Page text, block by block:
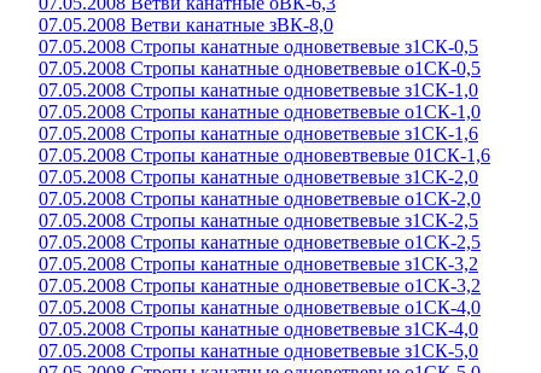
07.05.2008 Ветви канатные зВК-8,0
07.05.2008 Стропы канатные одноветвевые з1СК-0,5
07.05.2008 Стропы канатные одноветвевые о1СК-0,5
07.05.2008 Стропы канатные одноветвевые з1СК-1,0
07.05.2008 Стропы канатные одноветвевые о1СК-1,0
07.05.2008 Стропы канатные одноветвевые з1СК-1,6
07.05.2008 Стропы канатные одновевтвевые 01СК-1,6
07.05.2008 Стропы канатные одноветвевые з1СК-2,0
07.05.2008 Стропы канатные одноветвевые о1СК-2,0
07.05.2008 Стропы канатные одноветвевые з1СК-2,5
07.05.2008 Стропы канатные одноветвевые о1СК-2,5
07.05.2008 Стропы канатные одноветвевые з1СК-3,2
07.05.2008 Стропы канатные одноветвевые о1СК-3,2
07.05.2008 Стропы канатные одноветвевые о1СК-4,0
07.05.2008 Стропы канатные одноветвевые з1СК-4,0
07.05.2008 Стропы канатные одноветвевые з1СК-5,0